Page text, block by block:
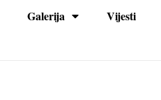
Galerija Vijesti